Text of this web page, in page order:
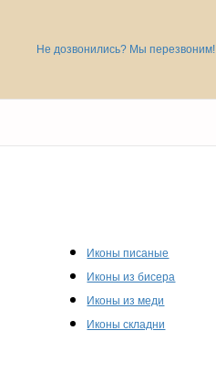
Не дозвонились? Мы перезвоним!
Иконы писаные
Иконы из бисера
Иконы из меди
Иконы складни